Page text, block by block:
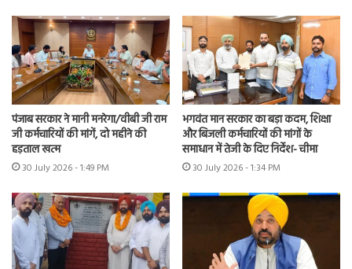
पंजाब सरकार ने मानी मनरेगा/वीबी जी राम
जी कर्मचारियों की मांगें, दो महीने की
हड़ताल खत्म
30 July 2026 - 1:49 PM
भगवंत मान सरकार का बड़ा कदम, शिक्षा
और बिजली कर्मचारियों की मांगों के
समाधान में तेजी के दिए निर्देश- चीमा
30 July 2026 - 1:34 PM